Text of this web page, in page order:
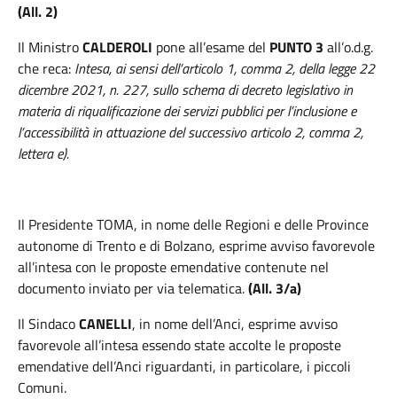
(All. 2)
Il MinistroCALDEROLI pone all’esame del PUNTO 3 all’o.d.g.
che reca: Intesa, ai sensi dell’articolo 1, comma 2, della legge 22
dicembre 2021, n. 227, sullo schema di decreto legislativo in
materia di riqualificazione dei servizi pubblici per l’inclusione e
l’accessibilità in attuazione del successivo articolo 2, comma 2,
lettera e).
Il PresidenteTOMA, in nome delle Regioni e delle Province
autonome di Trento e di Bolzano, esprime avviso favorevole
all’intesa con le proposte emendative contenute nel
documento inviato per via telematica.(All. 3/a)
Il SindacoCANELLI, in nome dell’Anci, esprime avviso
favorevole all’intesa essendo state accolte le proposte
emendative dell’Anci riguardanti, in particolare, i piccoli
Comuni.